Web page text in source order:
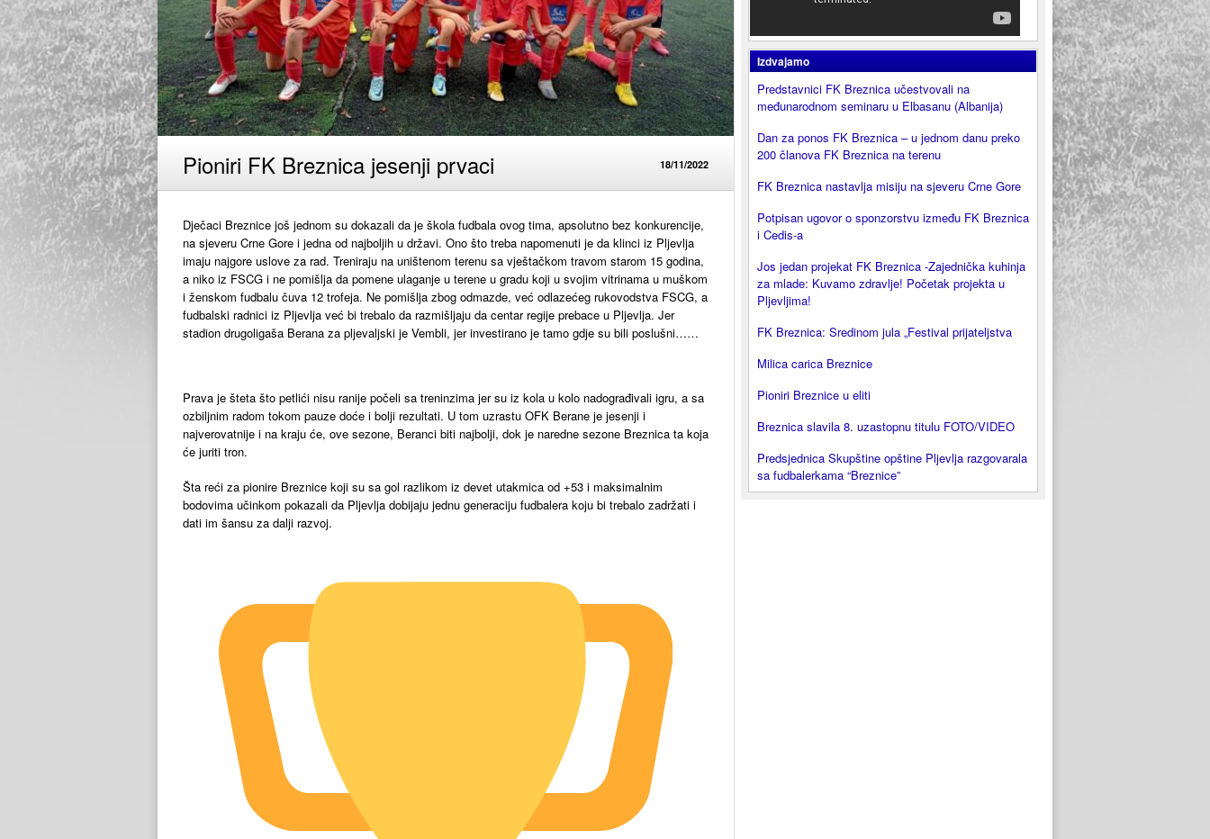
Pioniri FK Breznica jesenji prvaci 18/11/2022
Dječaci Breznice još jednom su dokazali da je škola fudbala ovog tima, apsolutno bez konkurencije,
na sjeveru Crne Gore i jedna od najboljih u državi. Ono što treba napomenuti je da klinci iz Pljevlja
imaju najgore uslove za rad. Treniraju na uništenom terenu sa vještačkom travom starom 15 godina,
a niko iz FSCG i ne pomišlja da pomene ulaganje u terene u gradu koji u svojim vitrinama u muškom
i ženskom fudbalu čuva 12 trofeja. Ne pomišlja zbog odmazde, već odlazećeg rukovodstva FSCG, a
fudbalski radnici iz Pljevlja već bi trebalo da razmišljaju da centar regije prebace u Pljevlja. Jer
stadion drugoligaša Berana za pljevaljski je Vembli, jer investirano je tamo gdje su bili poslušni……
Prava je šteta što petlići nisu ranije počeli sa treninzima jer su iz kola u kolo nadograđivali igru, a sa
ozbiljnim radom tokom pauze doće i bolji rezultati. U tom uzrastu OFK Berane je jesenji i
najverovatnije i na kraju će, ove sezone, Beranci biti najbolji, dok je naredne sezone Breznica ta koja
će juriti tron.
Šta reći za pionire Breznice koji su sa gol razlikom iz devet utakmica od +53 i maksimalnim
bodovima učinkom pokazali da Pljevlja dobijaju jednu generaciju fudbalera koju bi trebalo zadržati i
dati im šansu za dalji razvoj.
Izdvajamo
Predstavnici FK Breznica učestvovali na
međunarodnom seminaru u Elbasanu (Albanija)
Dan za ponos FK Breznica – u jednom danu preko
200 članova FK Breznica na terenu
FK Breznica nastavlja misiju na sjeveru Crne Gore
Potpisan ugovor o sponzorstvu između FK Breznica
i Cedis-a
Jos jedan projekat FK Breznica -Zajednička kuhinja
za mlade: Kuvamo zdravlje! Početak projekta u
Pljevljima!
FK Breznica: Sredinom jula „Festival prijateljstva
Milica carica Breznice
Pioniri Breznice u eliti
Breznica slavila 8. uzastopnu titulu FOTO/VIDEO
Predsjednica Skupštine opštine Pljevlja razgovarala
sa fudbalerkama “Breznice”